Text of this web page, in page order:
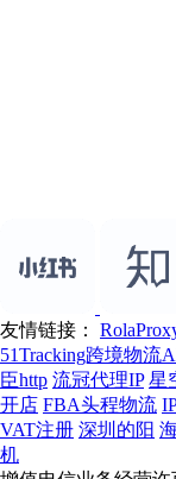
友情链接：
51Tracking跨境物流
臣http 流冠代理IP 星
开店 FBA头程物流
VAT注册 深圳的阳
机